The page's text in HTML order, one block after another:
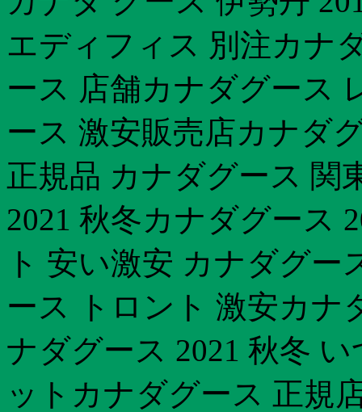
エディフィス 別注カナ
ース 店舗カナダグース
ース 激安販売店カナダ
正規品 カナダグース 関
2021 秋冬カナダグース
ト 安い激安 カナダグ
ース トロント 激安カナ
ナダグース 2021 秋冬
ットカナダグース 正規